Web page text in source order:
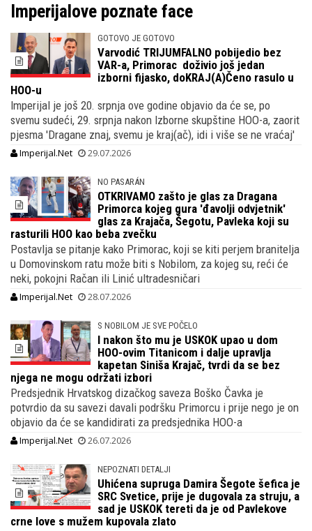
Imperijalove poznate face
GOTOVO JE GOTOVO
Varvodić TRIJUMFALNO pobijedio bez
VAR-a, Primorac doživio još jedan
izborni fijasko, doKRAJ(A)Čeno rasulo u
HOO-u
Imperijal je još 20. srpnja ove godine objavio da će se, po
svemu sudeći, 29. srpnja nakon Izborne skupštine HOO-a, zaorit
pjesma 'Dragane znaj, svemu je kraj(ač), idi i više se ne vraćaj'
Imperijal.Net 29.07.2026
NO PASARÁN
OTKRIVAMO zašto je glas za Dragana
Primorca kojeg gura 'đavolji odvjetnik'
glas za Krajača, Šegotu, Pavleka koji su
rasturili HOO kao beba zvečku
Postavlja se pitanje kako Primorac, koji se kiti perjem branitelja
u Domovinskom ratu može biti s Nobilom, za kojeg su, reći će
neki, pokojni Račan ili Linić ultradesničari
Imperijal.Net 28.07.2026
S NOBILOM JE SVE POČELO
I nakon što mu je USKOK upao u dom
HOO-ovim Titanicom i dalje upravlja
kapetan Siniša Krajač, tvrdi da se bez
njega ne mogu održati izbori
Predsjednik Hrvatskog dizačkog saveza Boško Čavka je
potvrdio da su savezi davali podršku Primorcu i prije nego je on
objavio da će se kandidirati za predsjednika HOO-a
Imperijal.Net 26.07.2026
NEPOZNATI DETALJI
Uhićena supruga Damira Šegote šefica je
SRC Svetice, prije je dugovala za struju, a
sad je USKOK tereti da je od Pavlekove
crne love s mužem kupovala zlato